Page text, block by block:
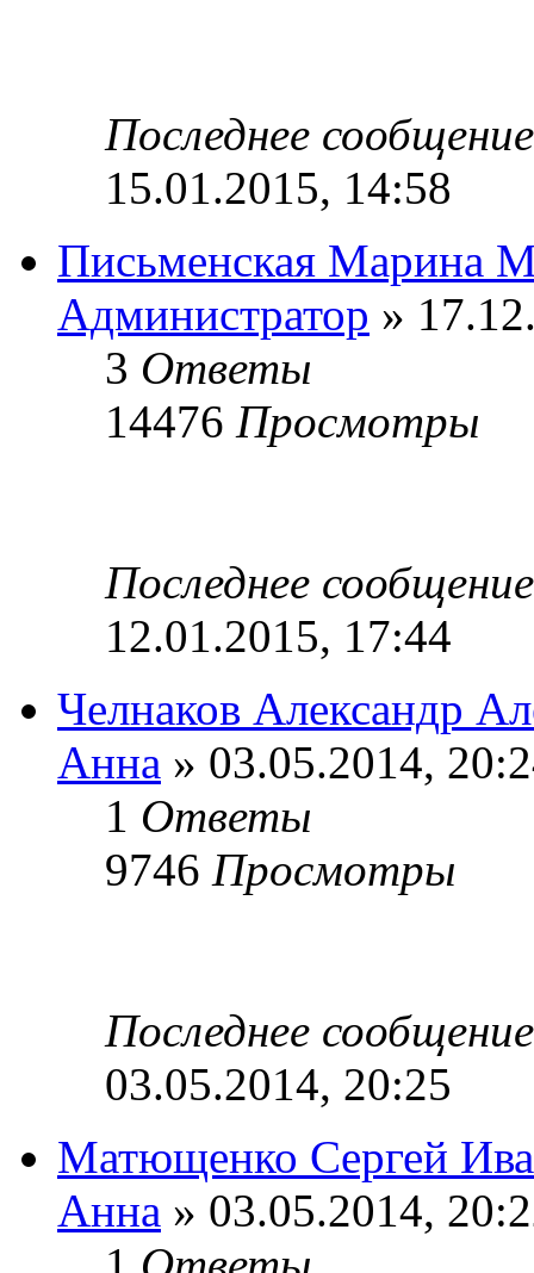
Последнее
15.01.2015, 14:58
Письменская Марина
Администратор »
3 Ответы
14476 Просмотры
Последнее
12.01.2015, 17:44
Челнаков Александр
Анна » 03.05.2014,
1 Ответы
9746 Просмотры
Последнее
03.05.2014, 20:25
Матющенко Сергей
Анна » 03.05.2014,